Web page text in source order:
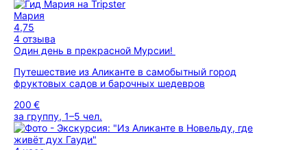
Мария
4,75
4 отзыва
Один день в прекрасной Мурсии!
Путешествие из Аликанте в самобытный город
фруктовых садов и барочных шедевров
200 €
за группу, 1–5 чел.